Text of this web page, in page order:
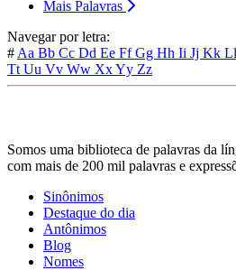
Mais Palavras
Navegar por letra:
# Aa Bb Cc Dd Ee FfGg Hh Ii Jj Kk Ll
Tt Uu Vv Ww XxYy Zz
Somos uma biblioteca de palavras da
com mais de 200 mil palavras e
Sinônimos
Destaque do dia
Antônimos
Blog
Nomes